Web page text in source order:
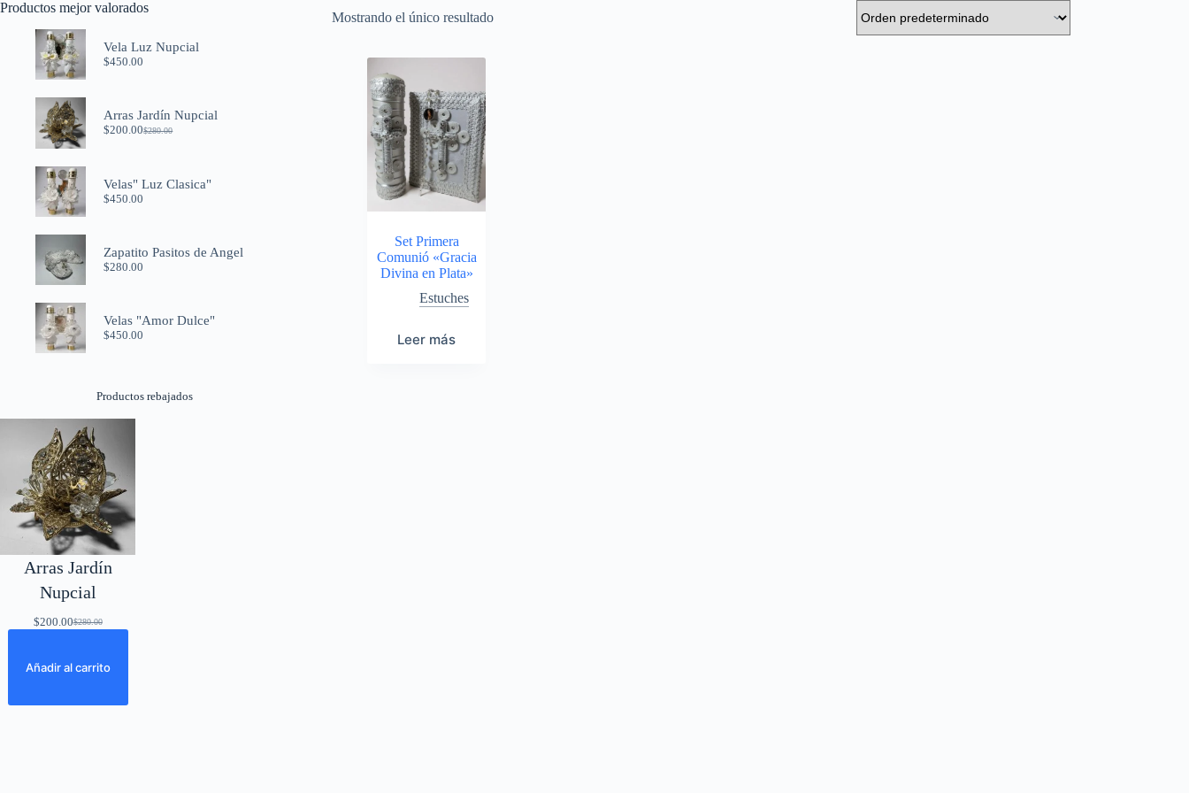
Mostrando el único resultado
Set Primera
Comunió «Gracia
Divina en Plata»
Estuches
Leer más
Productos mejor valorados
Vela Luz Nupcial
$450.00
Arras Jardín Nupcial
$280.00
El
era:
$280.00.
$200.00El
es:
$200.00.
Velas" Luz Clasica"
$450.00
Zapatito Pasitos de Angel
$280.00
Velas "Amor Dulce"
$450.00
Productos rebajados
Arras Jardín
Nupcial
$280.00
El
era:
$200.00El
es:
Añadir al carrito